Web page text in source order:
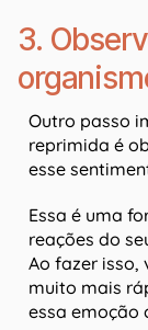
3.
Outro passo
reprimida é
esse
Essa é uma
reações do
Ao fazer isso,
muito mais
essa emoção